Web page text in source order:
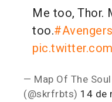
Me too, Thor.
too.
— Map Of The
(@skrfrbts) 14 de